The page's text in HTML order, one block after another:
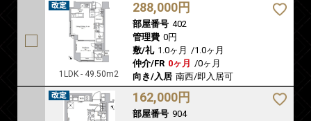
1LDK - 49.50m2
288,000円
部屋番号 402
管理費 0円
敷/礼 1.0ヶ月 /1.0ヶ月
仲介/FR 0ヶ月 /0ヶ月
向き/入居 南西/即入居可
162,000円
部屋番号 904